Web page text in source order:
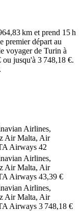
km et prend 15 h
premier départ au
voyager de Turin à
ou jusqu'à 3 748,18 €.
Airlines,
Air Malta, Air
Airways 42
Airlines,
Air Malta, Air
Airways 43,39 €
Airlines,
Air Malta, Air
Airways 3 748,18 €